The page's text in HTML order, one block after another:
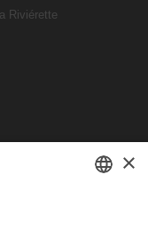
Riviérette
×